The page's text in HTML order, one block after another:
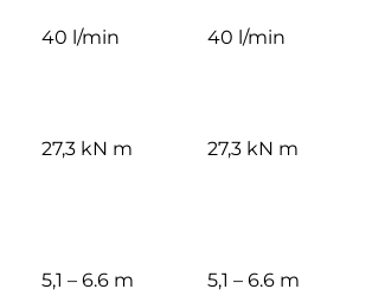
40 l/min 40 l/min
27,3 kN m 27,3 kN m
5,1 – 6.6 m 5,1 – 6.6 m